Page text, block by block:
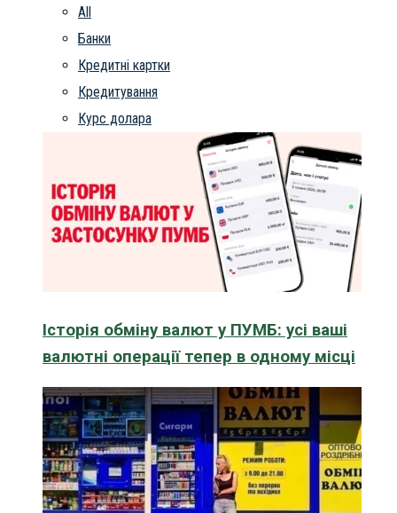
All
Банки
Кредитні картки
Кредитування
Курс долара
Історія обміну валют у ПУМБ: усі ваші
валютні операції тепер в одному місці